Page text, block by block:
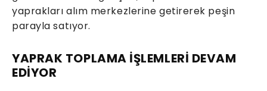
yaprakları alım merkezlerine getirerek peşin
parayla satıyor.
YAPRAK TOPLAMA İŞLEMLERİ DEVAM
EDİYOR